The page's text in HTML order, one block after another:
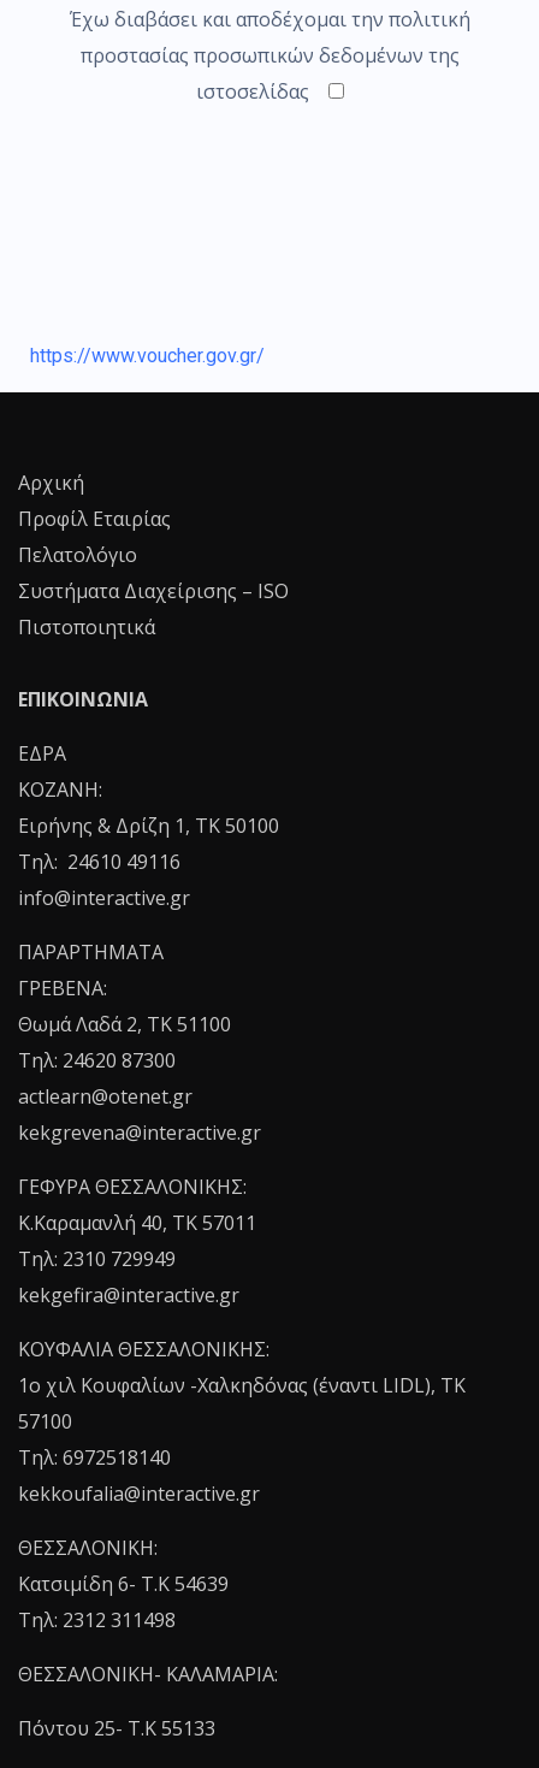
Έχω διαβάσει και αποδέχομαι την πολιτική
προστασίας προσωπικών δεδομένων της
ιστοσελίδας
https://www.voucher.gov.gr/
Αρχική
Προφίλ Εταιρίας
Πελατολόγιο
Συστήματα Διαχείρισης – ISO
Πιστοποιητικά
ΕΠΙΚΟΙΝΩΝΙΑ
ΕΔΡΑ
ΚΟΖΑΝΗ:
Ειρήνης & Δρίζη 1, ΤΚ 50100
Τηλ: 24610 49116
info@interactive.gr
ΠΑΡΑΡΤΗΜΑΤΑ
ΓΡΕΒΕΝΑ:
Θωμά Λαδά 2, ΤΚ 51100
Τηλ: 24620 87300
actlearn@otenet.gr
kekgrevena@interactive.gr
ΓΕΦΥΡΑ ΘΕΣΣΑΛΟΝΙΚΗΣ:
Κ.Καραμανλή 40, ΤΚ 57011
Τηλ: 2310 729949
kekgefira@interactive.gr
ΚΟΥΦΑΛΙΑ ΘΕΣΣΑΛΟΝΙΚΗΣ:
1o χιλ Κουφαλίων -Χαλκηδόνας (έναντι LIDL), TK
57100
Τηλ: 6972518140
kekkoufalia@interactive.gr
ΘΕΣΣΑΛΟΝΙΚΗ:
Κατσιμίδη 6- T.K 54639
Τηλ: 2312 311498
ΘΕΣΣΑΛΟΝΙΚΗ- ΚΑΛΑΜΑΡΙΑ:
Πόντου 25- Τ.Κ 55133